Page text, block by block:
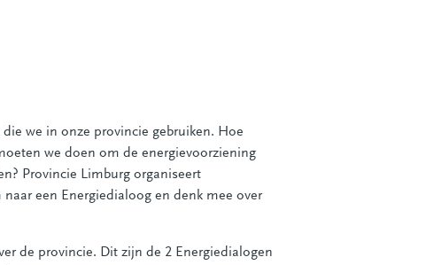
we in onze provincie gebruiken. Hoe
we doen om de energievoorziening
Provincie Limburg organiseert
een Energiedialoog en denk mee over
de provincie. Dit zijn de 2 Energiedialogen